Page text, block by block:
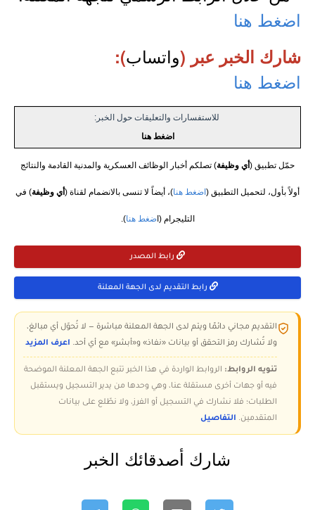
اضغط هنا
شارك الخبر عبر (واتساب):
اضغط هنا
للاستفسارات والتعليقات حول الخبر:
اضغط هنا
حمّل تطبيق ( أي وظيفة) تصلكم أخبار الوظائف العسكرية والمدنية القادمة والنتائج
أولاً بأول، لتحميل التطبيق ( اضغط هنا)، أيضاً لا تنسى بالانضمام لقناة ( أي وظيفة) في
التليجرام (اضغط هنا).
رابط المصدر
رابط التقديم لدى الجهة المعلنة
التقديم مجاني دائمًا ويتم لدى الجهة المعلنة مباشرة — لا تُحوّل أي مبالغ،
ولا تُشارك رمز التحقق أو بيانات «نفاذ» و«أبشر» مع أي أحد. اعرف المزيد
تنويه الروابط: الروابط الواردة في هذا الخبر تتبع الجهة المعلنة الموضحة
فيه أو جهات أخرى مستقلة عنا، وهي وحدها من يدير التسجيل ويستقبل
الطلبات؛ فلا نشارك في التسجيل أو الفرز، ولا نطّلع على بيانات
المتقدمين. التفاصيل
شارك أصدقائك الخبر